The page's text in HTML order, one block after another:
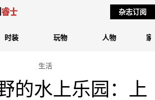
时装 玩物 人物 家
杂志订阅
生活
的水上乐园：上